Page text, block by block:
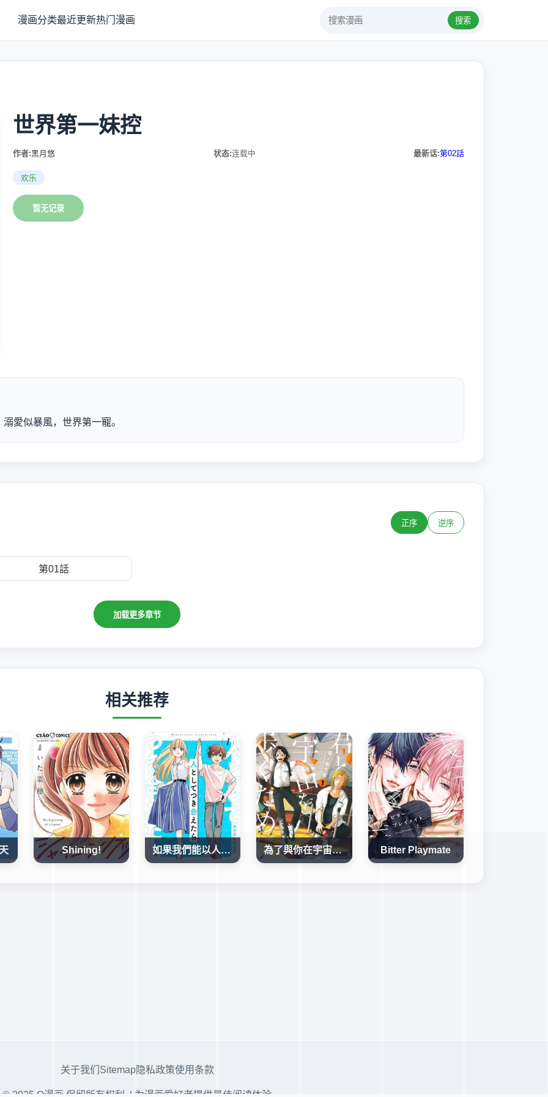
漫画分类最近更新热门漫画 搜索
世界第一妹控
作者:黑月悠 状态:连载中 最新话:第02話
欢乐
暂无记录
愛似暴風，世界第一寵。
正序 逆序
第01話
加载更多章节
相关推荐
Shining! 如果我們能以人的身份相處 為了與你在宇宙行走 Bitter Playmate
关于我们 Sitemap隐私政策使用条款
© 2025 Q漫画 保留所有权利. | 为漫画爱好者提供最佳阅读体验